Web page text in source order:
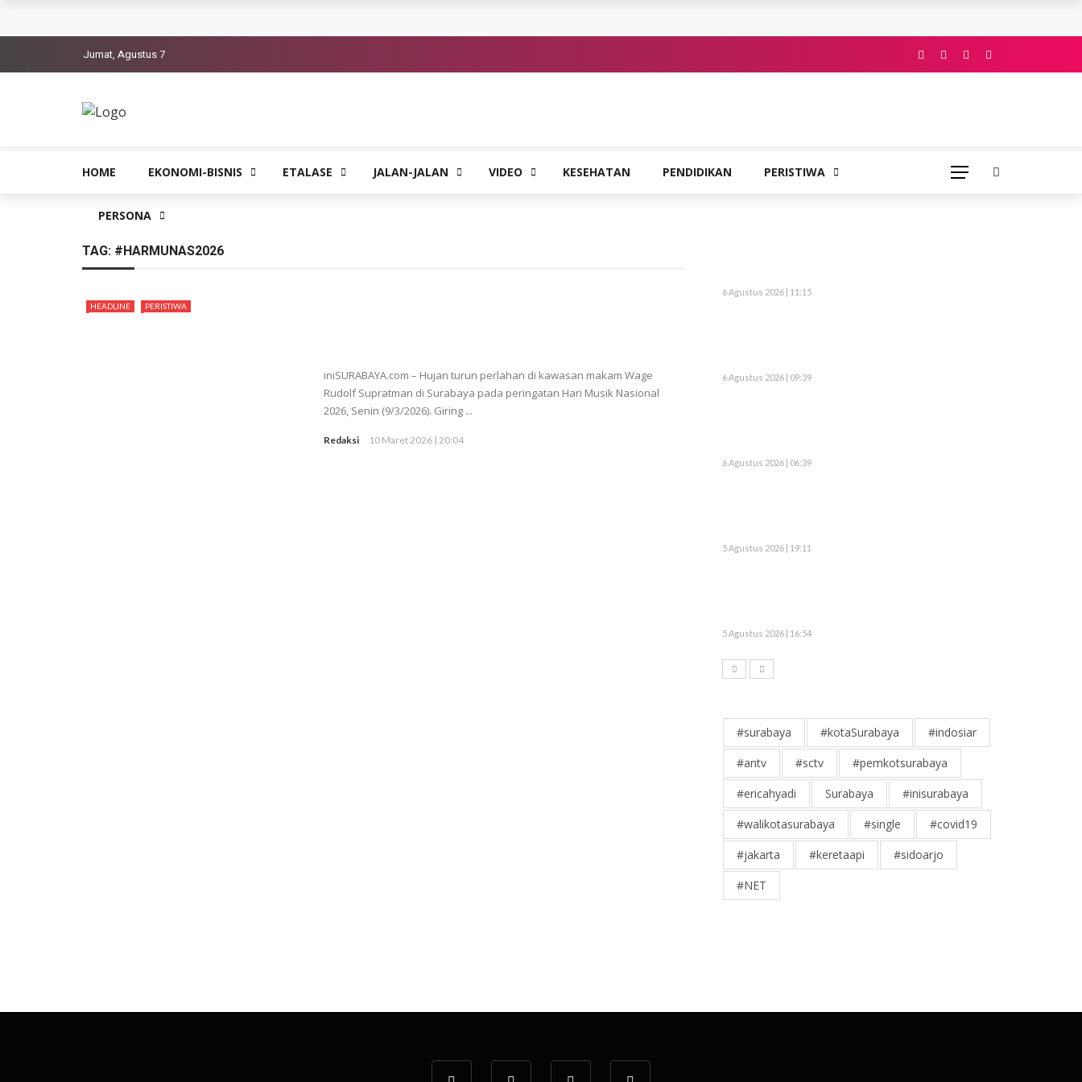
Jumat, Agustus 7
HOME EKONOMI-BISNIS ETALASE JALAN-JALAN VIDEO KESEHATAN PENDIDIKAN PERISTIWA
PERSONA
TAG: #HARMUNAS2026
HEADLINE PERISTIWA
iniSURABAYA.com – Hujan turun perlahan di kawasan makam Wage
Rudolf Supratman di Surabaya pada peringatan Hari Musik Nasional
2026, Senin (9/3/2026). Giring ...
Redaksi 10 Maret 2026 | 20:04
6 Agustus 2026 | 11:15
6 Agustus 2026 | 09:39
6 Agustus 2026 | 06:39
5 Agustus 2026 | 19:11
5 Agustus 2026 | 16:54
#surabaya #kotaSurabaya
#indosiar
#antv
#sctv
#pemkotsurabaya
#ericahyadi
Surabaya
#inisurabaya
#walikotasurabaya
#single
#covid19
#jakarta
#keretaapi
#sidoarjo
#NET